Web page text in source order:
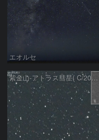
エオルセ
紫金山-アトラス彗星( C/2023A3 )：2025/09/16